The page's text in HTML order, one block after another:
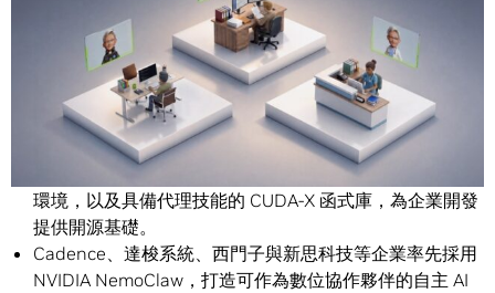
全新的 NVIDIA Agent Toolkit 軟體，包括最新的 NVIDIA
NemoClaw藍圖、Nemotron 模型、OpenShell 安全執行
環境，以及具備代理技能的 CUDA-X 函式庫，為企業開發
提供開源基礎。
Cadence、達梭系統、西門子與新思科技等企業率先採用
NVIDIA NemoClaw，打造可作為數位協作夥伴的自主 AI